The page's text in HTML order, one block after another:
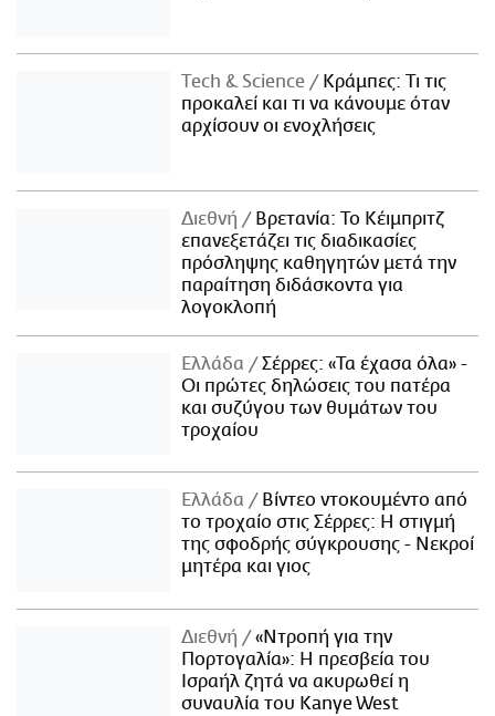
Τech & Science
Κράμπες: Τι τις
προκαλεί και τι να κάνουμε όταν
αρχίσουν οι ενοχλήσεις
Διεθνή
Βρετανία: Το Κέιμπριτζ
επανεξετάζει τις διαδικασίες
πρόσληψης καθηγητών μετά την
παραίτηση διδάσκοντα για
λογοκλοπή
Ελλάδα
Σέρρες: «Τα έχασα όλα» -
Οι πρώτες δηλώσεις του πατέρα
και συζύγου των θυμάτων του
τροχαίου
Ελλάδα
Βίντεο ντοκουμέντο από
το τροχαίο στις Σέρρες: Η στιγμή
της σφοδρής σύγκρουσης - Νεκροί
μητέρα και γιος
Διεθνή
«Ντροπή για την
Πορτογαλία»: Η πρεσβεία του
Ισραήλ ζητά να ακυρωθεί η
συναυλία του Kanye West